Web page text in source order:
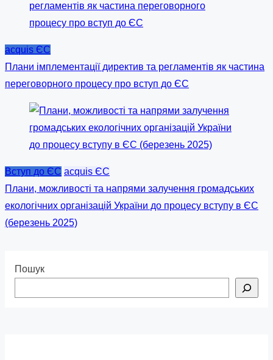
acquis ЄС
Плани імплементації директив та регламентів як частина
переговорного процесу про вступ до ЄС
Вступ до ЄС acquis ЄС
Плани, можливості та напрями залучення громадських
екологічних організацій України до процесу вступу в ЄС
(березень 2025)
Пошук